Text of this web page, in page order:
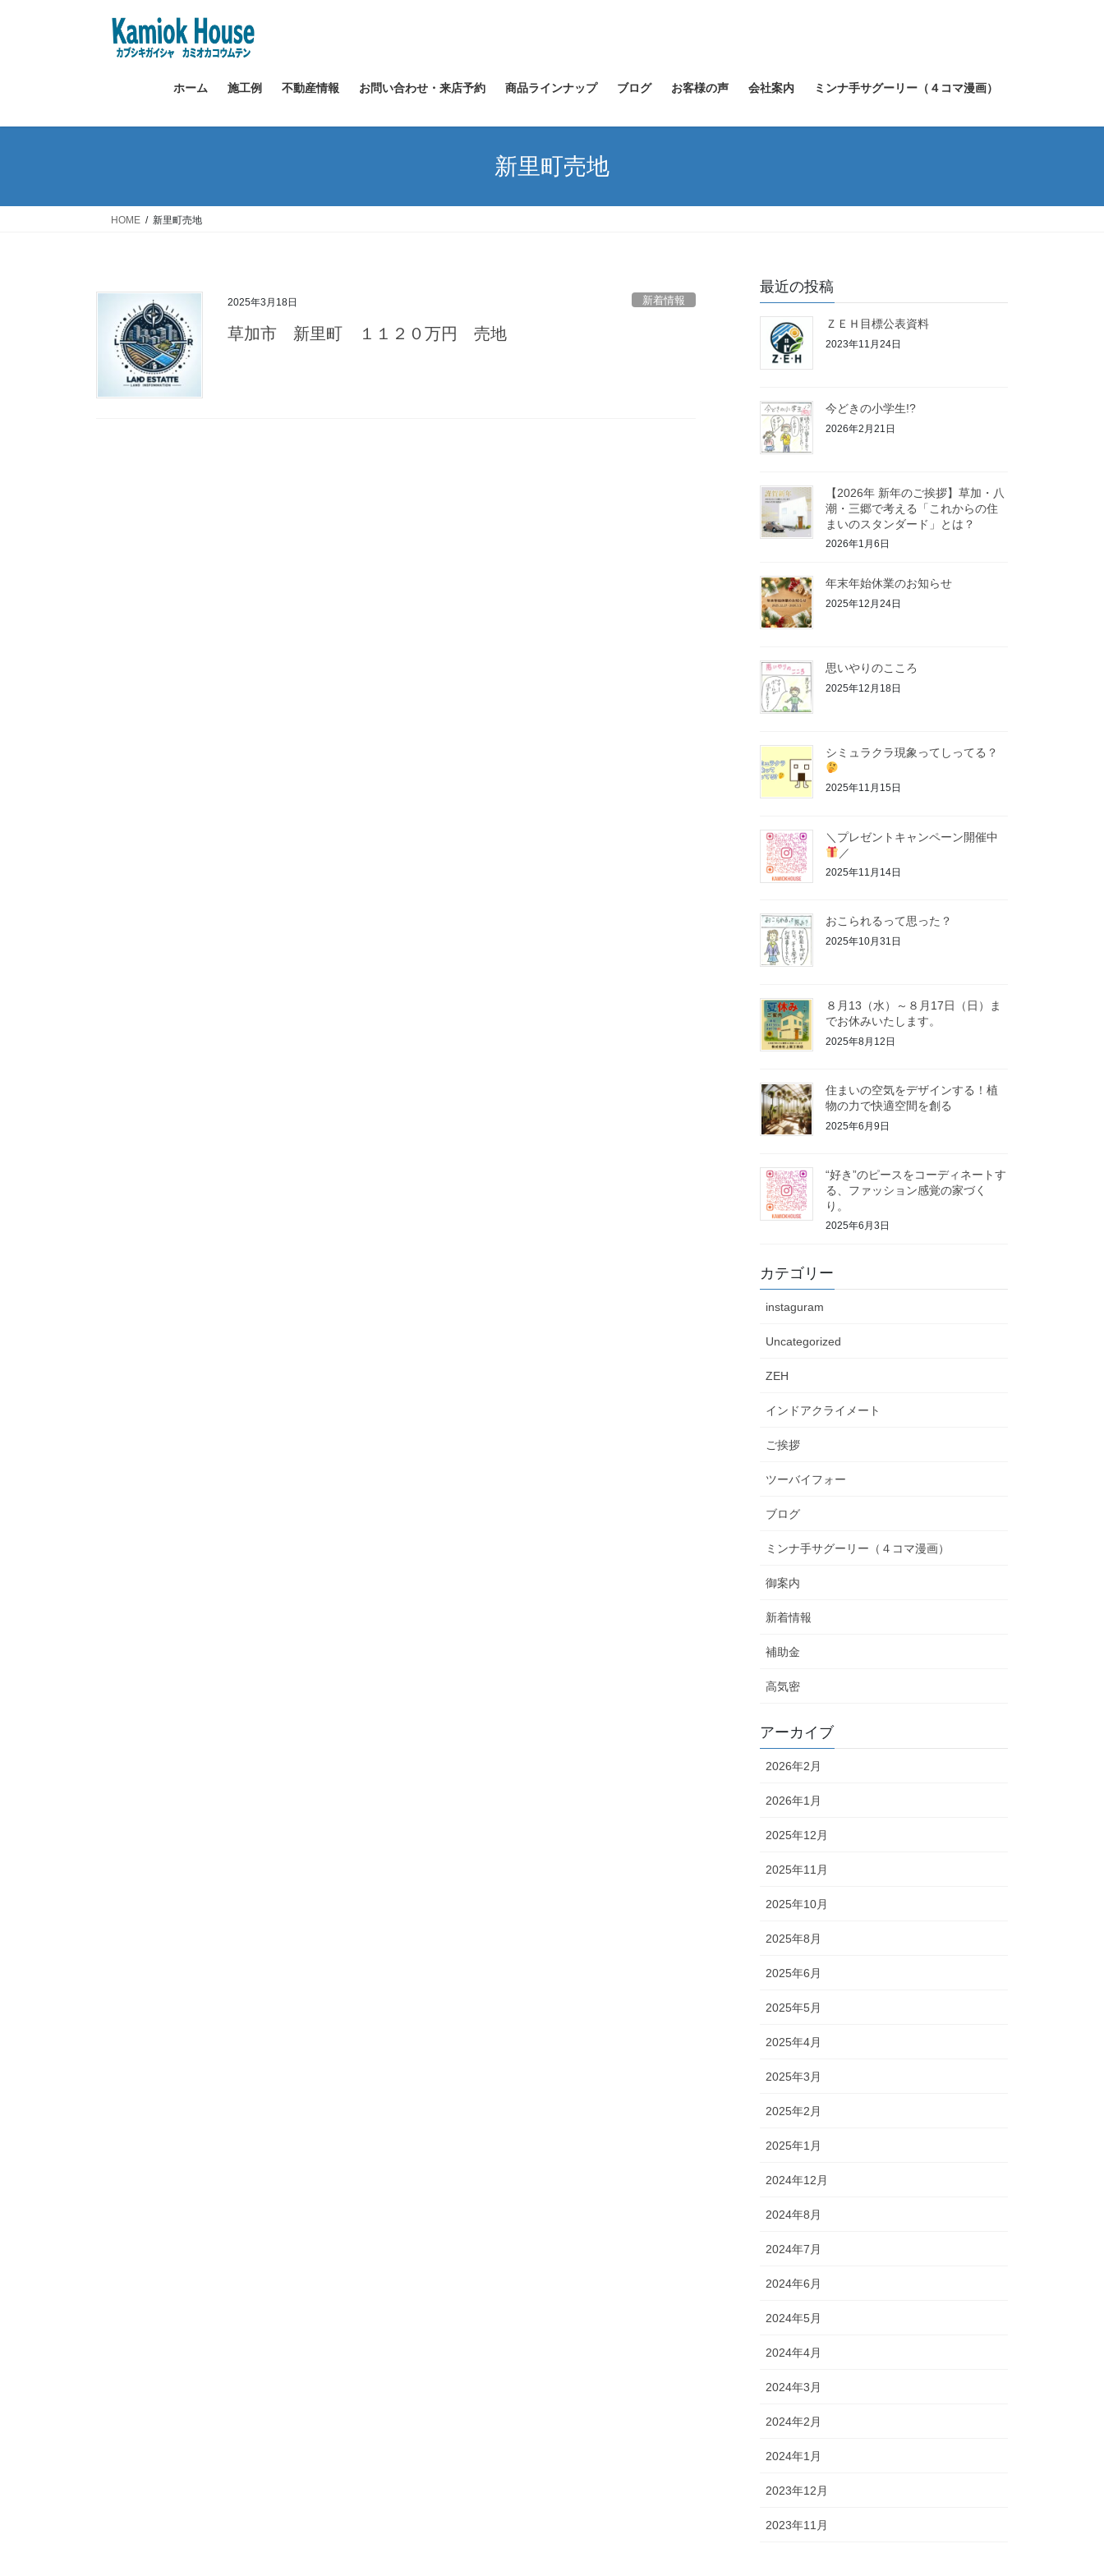
ス
ン
ホーム 施工例 不動産情報 お問い合わせ・来店予約 商品ラインナップ ブログ お客様の声 会社案内 ミンナ手サグーリー（４コマ漫画）
新里町売地
HOME 新里町売地
2025年3月18日 新着情報
草加市 新里町 １１２０万円 売地
最近の投稿
ＺＥＨ目標公表資料
2023年11月24日
今どきの小学生!?
2026年2月21日
【2026年 新年のご挨拶】草加・八
潮・三郷で考える「これからの住
まいのスタンダード」とは？
2026年1月6日
年末年始休業のお知らせ
2025年12月24日
思いやりのこころ
2025年12月18日
シミュラクラ現象ってしってる？
2025年11月15日
＼プレゼントキャンペーン開催中
／
2025年11月14日
おこられるって思った？
2025年10月31日
８月13（水）～８月17日（日）ま
でお休みいたします。
2025年8月12日
住まいの空気をデザインする！植
物の力で快適空間を創る
2025年6月9日
“好き”のピースをコーディネートす
る、ファッション感覚の家づく
り。
2025年6月3日
カテゴリー
instaguram
Uncategorized
ZEH
インドアクライメート
ご挨拶
ツーバイフォー
ブログ
ミンナ手サグーリー（４コマ漫画）
御案内
新着情報
補助金
高気密
アーカイブ
2026年2月
2026年1月
2025年12月
2025年11月
2025年10月
2025年8月
2025年6月
2025年5月
2025年4月
2025年3月
2025年2月
2025年1月
2024年12月
2024年8月
2024年7月
2024年6月
2024年5月
2024年4月
2024年3月
2024年2月
2024年1月
2023年12月
2023年11月